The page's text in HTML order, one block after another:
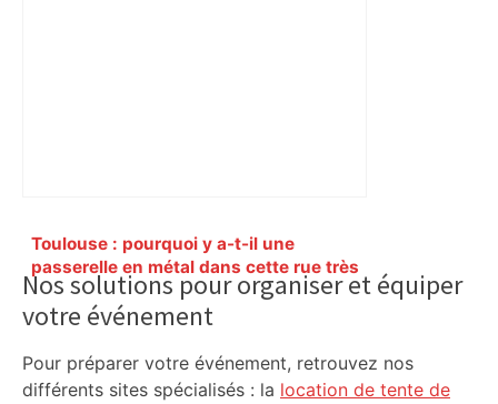
Toulouse : pourquoi y a-t-il une
passerelle en métal dans cette rue très
fréquentée près de la gare Matabiau ? –
Actu.fr
Primary
Sidebar
Nos solutions pour organiser et équiper
votre événement
Pour préparer votre événement, retrouvez nos
différents sites spécialisés : la location de tente de